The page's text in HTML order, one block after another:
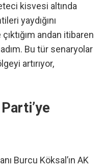
kisvesi altında
yaydığını
andan itibaren
Bu tür senaryolar
artırıyor,
Burcu Köksal’ın AK